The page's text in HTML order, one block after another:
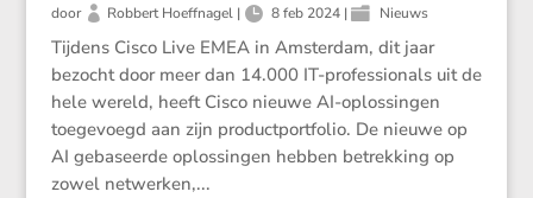
door Robbert Hoeffnagel| 8 feb 2024 | Nieuws
Tijdens Cisco Live EMEA in Amsterdam, dit jaar
bezocht door meer dan 14.000 IT-professionals uit de
hele wereld, heeft Cisco nieuwe AI-oplossingen
toegevoegd aan zijn productportfolio. De nieuwe op
AI gebaseerde oplossingen hebben betrekking op
zowel netwerken,...